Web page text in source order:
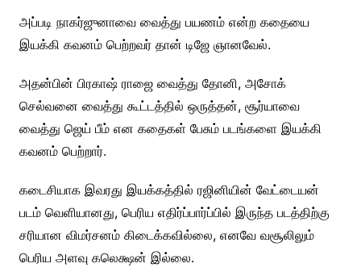
அப்படி நாகர்ஜுனாவை வைத்து பயணம் என்ற கதையை
இயக்கி கவனம் பெற்றவர் தான் டிஜே ஞானவேல்.
அதன்பின் பிரகாஷ் ராஜை வைத்து தோனி, அசோக்
செல்வனை வைத்து கூட்டத்தில் ஒருத்தன், சூர்யாவை
வைத்து ஜெய் பீம் என கதைகள் பேசும் படங்களை இயக்கி
கவனம் பெற்றார்.
கடைசியாக இவரது இயக்கத்தில் ரஜினியின் வேட்டையன்
படம் வெளியானது, பெரிய எதிர்ப்பார்ப்பில் இருந்த படத்திற்கு
சரியான விமர்சனம் கிடைக்கவில்லை, எனவே வசூலிலும்
பெரிய அளவு கலெக்ஷன் இல்லை.